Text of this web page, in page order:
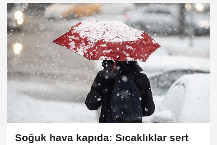
Soğuk hava kapıda: Sıcaklıklar sert